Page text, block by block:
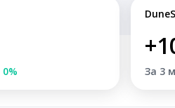
0% За 3